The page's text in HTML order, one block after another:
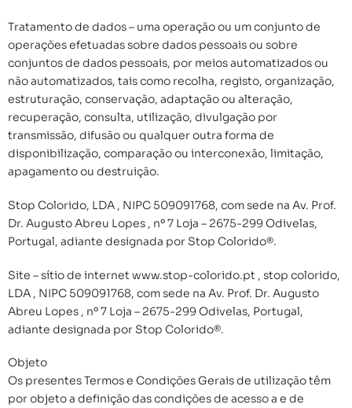
Tratamento de dados – uma operação ou um conjunto de
operações efetuadas sobre dados pessoais ou sobre
conjuntos de dados pessoais, por meios automatizados ou
não automatizados, tais como recolha, registo, organização,
estruturação, conservação, adaptação ou alteração,
recuperação, consulta, utilização, divulgação por
transmissão, difusão ou qualquer outra forma de
disponibilização, comparação ou interconexão, limitação,
apagamento ou destruição.
Stop Colorido, LDA , NIPC 509091768, com sede na Av. Prof.
Dr. Augusto Abreu Lopes , nº 7 Loja – 2675-299 Odivelas,
Portugal, adiante designada por Stop Colorido®.
Site – sítio de internet www.stop-colorido.pt , stop colorido,
LDA , NIPC 509091768, com sede na Av. Prof. Dr. Augusto
Abreu Lopes , nº 7 Loja – 2675-299 Odivelas, Portugal,
adiante designada por Stop Colorido®.
Objeto
Os presentes Termos e Condições Gerais de utilização têm
por objeto a definição das condições de acesso a e de